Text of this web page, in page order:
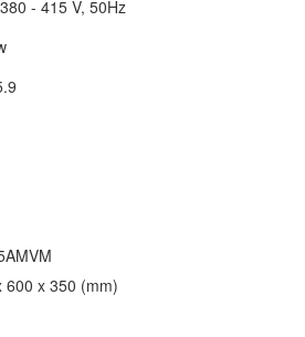
- 415 V, 50Hz
600 x 350 (mm)